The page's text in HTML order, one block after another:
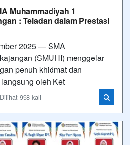
Muhammadiyah 1
: Teladan dalam Prestasi
2025 — SMA
(SMUHI) menggelar
penuh khidmat dan
oleh Ket
998 kali